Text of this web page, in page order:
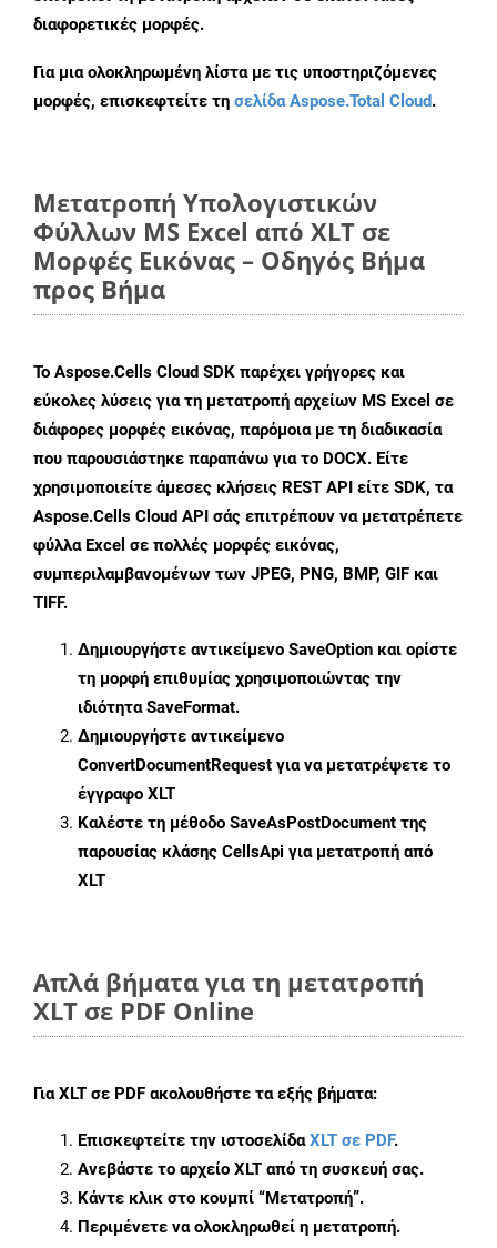
διαφορετικές μορφές.
Για μια ολοκληρωμένη λίστα με τις υποστηριζόμενες
μορφές, επισκεφτείτε τη σελίδα Aspose.Total Cloud.
Μετατροπή Υπολογιστικών
Φύλλων MS Excel από XLT σε
Μορφές Εικόνας – Οδηγός Βήμα
προς Βήμα
Το Aspose.Cells Cloud SDK παρέχει γρήγορες και
εύκολες λύσεις για τη μετατροπή αρχείων MS Excel σε
διάφορες μορφές εικόνας, παρόμοια με τη διαδικασία
που παρουσιάστηκε παραπάνω για το DOCX. Είτε
χρησιμοποιείτε άμεσες κλήσεις REST API είτε SDK, τα
Aspose.Cells Cloud API σάς επιτρέπουν να μετατρέπετε
φύλλα Excel σε πολλές μορφές εικόνας,
συμπεριλαμβανομένων των JPEG, PNG, BMP, GIF και
TIFF.
Δημιουργήστε αντικείμενο SaveOption και ορίστε
τη μορφή επιθυμίας χρησιμοποιώντας την
ιδιότηταSaveFormat.
Δημιουργήστε αντικείμενο
ConvertDocumentRequest για να μετατρέψετε το
έγγραφο XLT
Καλέστε τη μέθοδο SaveAsPostDocument της
παρουσίας κλάσης CellsApi για μετατροπή από
XLT
Απλά βήματα για τη μετατροπή
XLT σε PDF Online
ΓιαXLT σε PDF ακολουθήστε τα εξής βήματα:
Επισκεφτείτε την ιστοσελίδαXLT σε PDF.
Ανεβάστε το αρχείο XLT από τη συσκευή σας.
Κάντε κλικ στο κουμπί “Μετατροπή”.
Περιμένετε να ολοκληρωθεί η μετατροπή.